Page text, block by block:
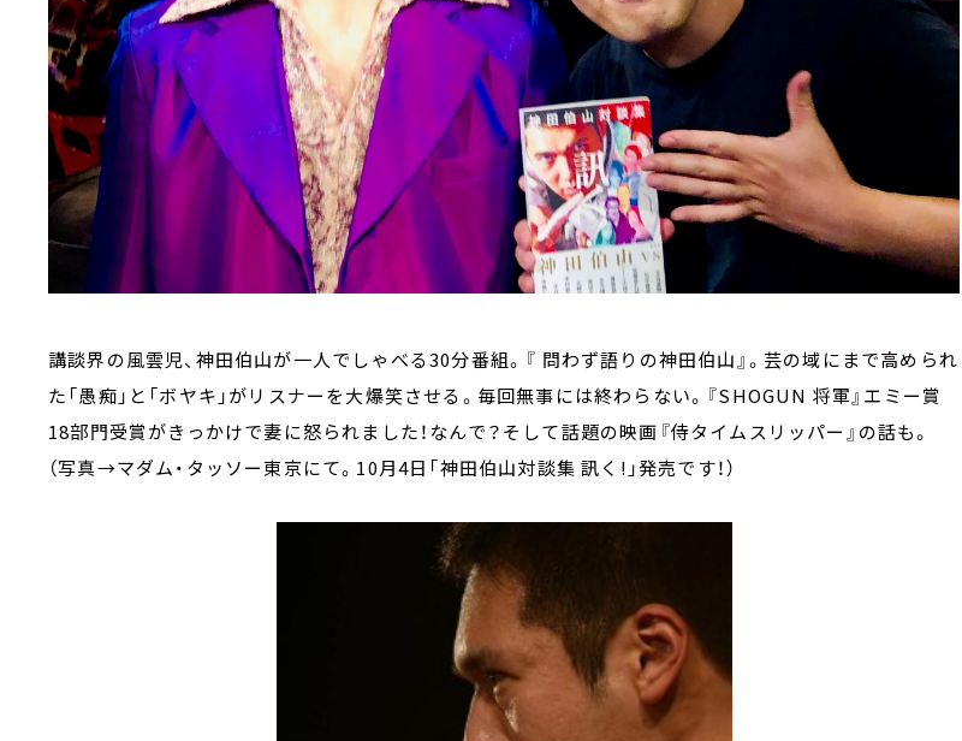
講談界の風雲児、神田伯山が一人でしゃべる30分番組。『 問わず語りの神田伯山』。芸の域にまで高められ
た「愚痴」と「ボヤキ」がリスナーを大爆笑させる。毎回無事には終わらない。『SHOGUN 将軍』エミー賞
18部門受賞がきっかけで妻に怒られました！なんで？そして話題の映画『侍タイムスリッパー』の話も。
（写真→マダム・タッソー東京にて。10月4日「神田伯山対談集 訊く!」発売です！）